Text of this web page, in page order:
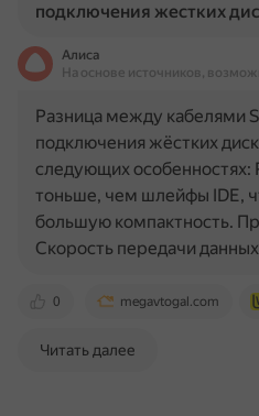
подключения жестких
Алиса
На основе источников,
0 megavtogal.com
Разница между кабелями
подключения жёстких
следующих особенностях:
тоньше, чем шлейфы IDE,
большую компактность.
Скорость передачи
Читать далее